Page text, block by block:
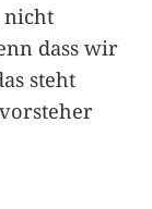
nicht
dass wir
steht